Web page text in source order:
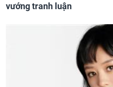
vướng tranh luận